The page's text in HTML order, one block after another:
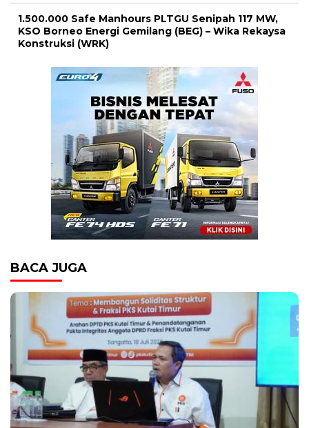
1.500.000 Safe Manhours PLTGU Senipah 117 MW,
KSO Borneo Energi Gemilang (BEG) – Wika Rekaysa
Konstruksi (WRK)
BACA JUGA